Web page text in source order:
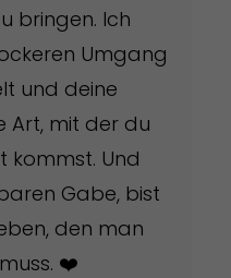
bringen. Ich
Umgang
und deine
Art, mit der du
kommst. Und
Gabe, bist
den man
❤️